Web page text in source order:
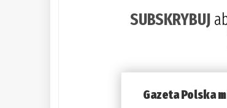
SUBSKRYBUJ
Gazeta Polska